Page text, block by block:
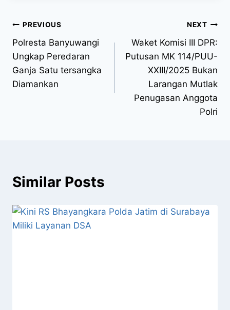
PREVIOUS
Polresta Banyuwangi
Ungkap Peredaran
Ganja Satu tersangka
Diamankan
NEXT
Waket Komisi III DPR:
Putusan MK 114/PUU-
XXIII/2025 Bukan
Larangan Mutlak
Penugasan Anggota
Polri
Similar Posts